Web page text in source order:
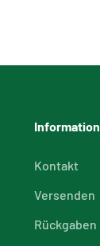
Information
Kontakt
Versenden
Rückgaben